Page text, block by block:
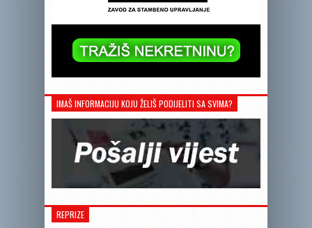
IMAŠ INFORMACIJU KOJU ŽELIŠ PODIJELITI SA SVIMA?
REPRIZE